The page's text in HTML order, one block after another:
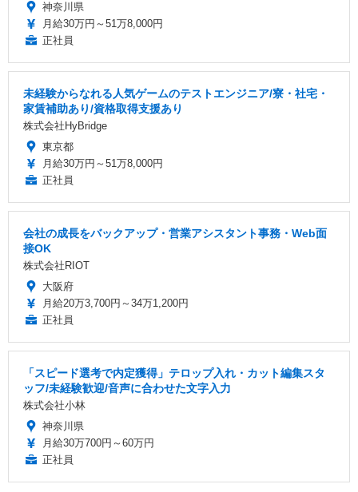
神奈川県
月給30万円～51万8,000円
正社員
未経験からなれる人気ゲームのテストエンジニア/寮・社宅・
家賃補助あり/資格取得支援あり
株式会社HyBridge
東京都
月給30万円～51万8,000円
正社員
会社の成長をバックアップ・営業アシスタント事務・Web面
接OK
株式会社RIOT
大阪府
月給20万3,700円～34万1,200円
正社員
「スピード選考で内定獲得」テロップ入れ・カット編集スタ
ッフ/未経験歓迎/音声に合わせた文字入力
株式会社小林
神奈川県
月給30万700円～60万円
正社員